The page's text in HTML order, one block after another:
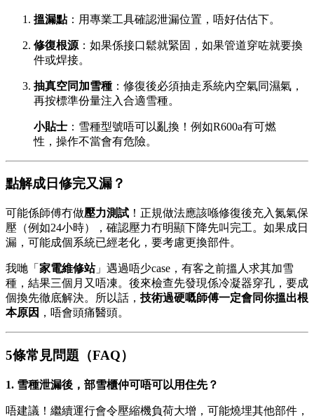
搵漏點：用專業工具確認泄漏位置，唔好估估下。
修復根源 ：如果係接口鬆就緊固，如果管道穿咗就要換
件或焊接。
抽真空同加雪種 ：修復後必須抽走系統內空氣同濕氣，
再按標準份量注入合適雪種。
小貼士 ：雪種型號唔可以亂換！例如R600a有可燃
性，操作不當會有危險。
點解成日修完又漏？
可能係師傅冇做壓力測試 ！正規做法應該喺修復後充入氮氣保
壓（例如24小時），確認壓力冇明顯下降先叫完工。如果成日
漏，可能成個系統已經老化，要考慮更換部件。
我哋「 家電維修站」遇過唔少case，有客之前搵人求其加雪
種，結果三個月又唔凍。後來檢查先發現係冷凝器穿孔，要成
個換先徹底解決。所以話， 技術過硬嘅師傅一定會同你搵出根
本原因 ，唔會頭痛醫頭。
5條常見問題（FAQ）
1. 雪種泄漏後，部雪櫃仲可唔可以用住先？
唔建議！繼續運行會令壓縮機負荷大增，可能燒埋其他部件，